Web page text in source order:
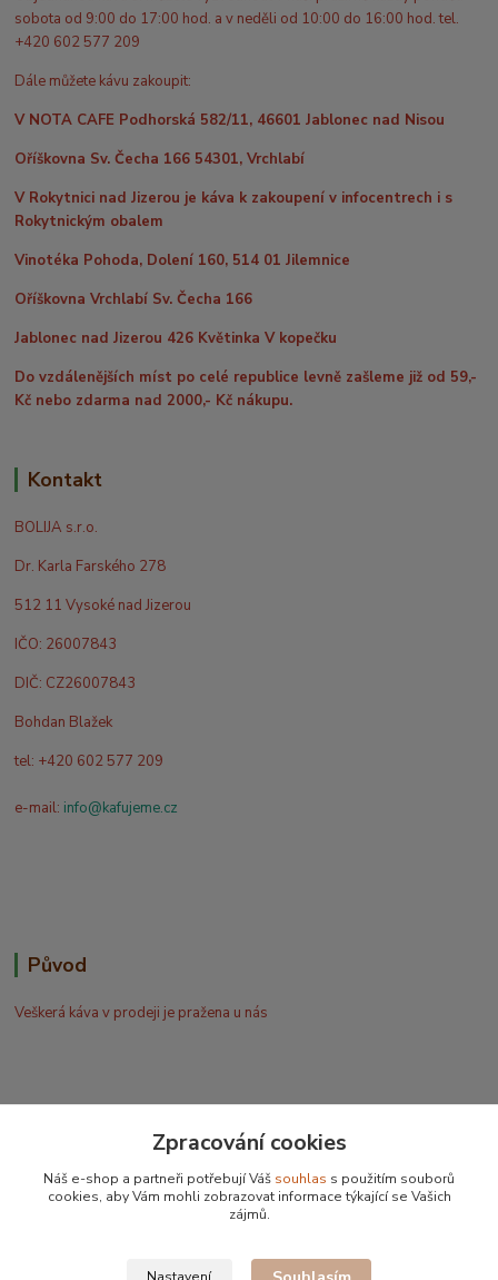
sobota od 9:00 do 17:00 hod. a v neděli od 10:00 do 16:00 hod. tel.
+420 602 577 209
Dále můžete kávu zakoupit:
V NOTA CAFE Podhorská 582/11, 46601 Jablonec nad Nisou
Oříškovna Sv. Čecha 166 54301, Vrchlabí
V Rokytnici nad Jizerou je káva k zakoupení v infocentrech i s
Rokytnickým obalem
Vinotéka Pohoda, Dolení 160, 514 01 Jilemnice
Oříškovna Vrchlabí Sv. Čecha 166
Jablonec nad Jizerou 426 Květinka V kopečku
Do vzdálenějších míst po celé republice levně zašleme již od 59,-
Kč nebo zdarma nad 2000,- Kč nákupu.
Kontakt
BOLIJA s.r.o.
Dr. Karla Farského 278
512 11 Vysoké nad Jizerou
IČO: 26007843
DIČ: CZ26007843
Bohdan Blažek
tel: +420 602 577 209
e-mail: info@kafujeme.cz
Původ
Veškerá káva v prodeji je pražena u nás
+420 602 577 209
Zpracování cookies
Náš e-shop a partneři potřebují Váš souhlas s použitím souborů
cookies, aby Vám mohli zobrazovat informace týkající se Vašich
zájmů.